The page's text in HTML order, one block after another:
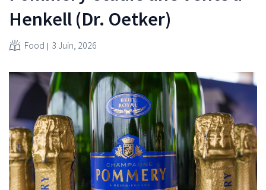
Henkell (Dr. Oetker)
Food 3 Juin, 2026